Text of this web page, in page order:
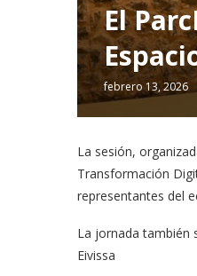
El
febrero 13, 2026
La sesión,
Transformación
representantes del
La jornada también
Eivissa